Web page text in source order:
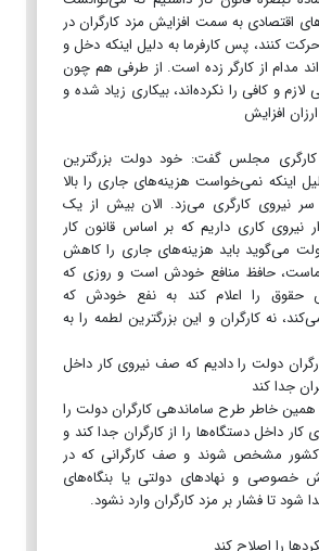
اقتصادی به سمت افزایش مزد کارگران در
کنند، پس کارفرما به دلیل اینکه دخل و
مدام از کارگر زده است. از طرفی هم چون
لازم و کافی را نکرده‌اند، بیکاری زیاد شده و
افزایش
مجلس گفت: خود دولت بزرگترین
اینکه نمی‌خواست هزینه‌های جاری را بالا
سر نیروی کارگری می‌زد. الان بیش از یک
و ۸۰۰ هزار نیروی کاری داریم که بر اساس قانون کار
می‌گوید باید هزینه‌های جاری را کاهش
حافظ منافع خودش است و روزی که
حقوق را اعلام کند به نفع خودش که
نه کارگران و این بزرگترین لطمه را به
دولت را دادیم که صف نیروی کار داخل
جدا کند
خاطر طرح ساماندهی کارگران دولت را
داخل دستگاه‌ها را از کارگران جدا کند و
کشور مشخص شوند و صف کارگرانی که در
خصوصی و نهادهای دولتی یا بنگاه‌های
شود تا فشار بر مزد کارگران وارد نشود.
را اصلاح کند